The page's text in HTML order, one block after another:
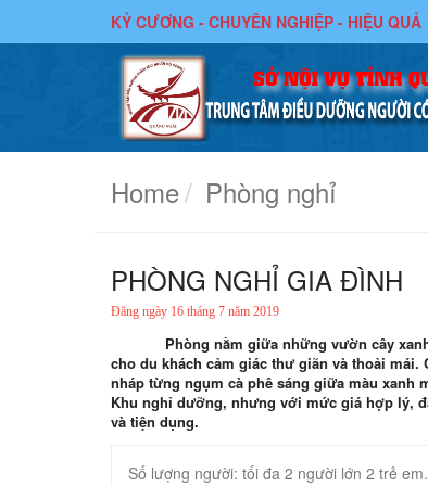
KỶ CƯƠNG - CHUYÊN NGHIỆP - HIỆU QUẢ
Home Phòng nghỉ
PHÒNG NGHỈ GIA ĐÌNH
Đăng ngày 16 tháng 7 năm 2019
Phòng nằm giữa những vườn cây
cho du khách cảm giác thư giãn và thoải
nháp từng ngụm cà phê sáng giữa màu xanh
Khu nghỉ dưỡng, nhưng với mức giá hợp lý,
và tiện dụng.
Số lượng người: tối đa 2 người lớn 2 trẻ em.